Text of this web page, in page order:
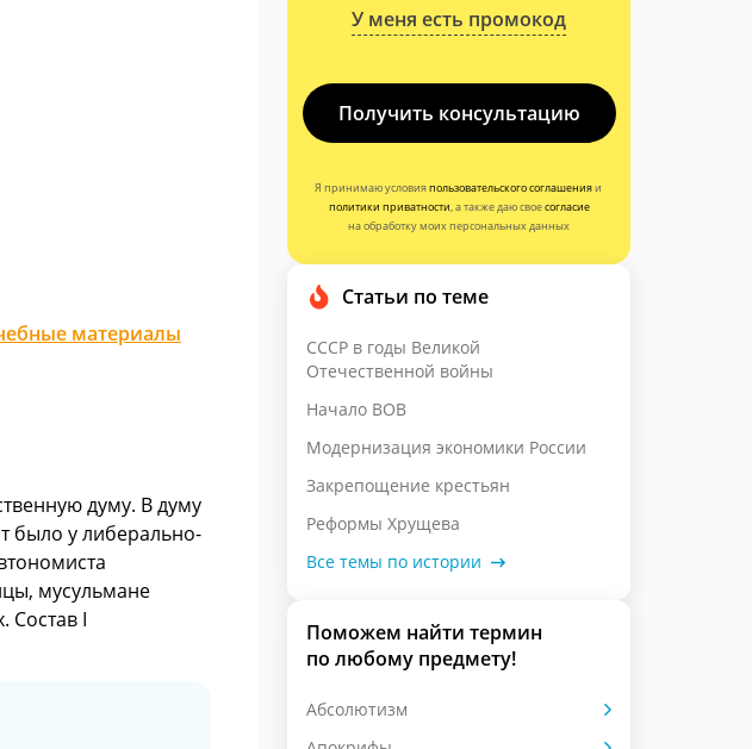
материалы
думу. В думу
было у либерально-
мусульмане
Состав I
У меня есть промокод
Получить консультацию
Я принимаю условияпользовательского соглашенияи
политики приватности, а также даю своесогласие
на обработку моих персональных данных
Статьи по теме
СССР в годы Великой
Отечественной войны
Начало ВОВ
Модернизация экономики России
Закрепощение крестьян
Реформы Хрущева
Все темы по истории
Поможем найти термин
по любому предмету!
Абсолютизм